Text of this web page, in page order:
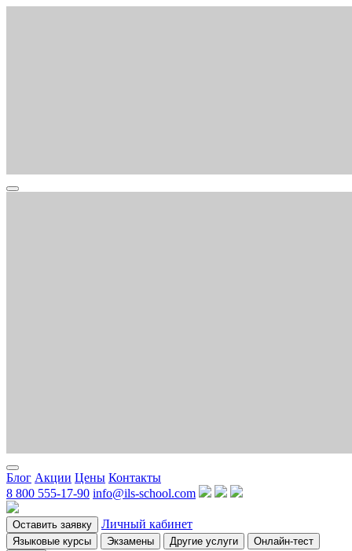
Блог Акции Цены Контакты
8 800 555-17-90 info@ils-school.com
Оставить заявку Личный кабинет
Языковые курсы Экзамены Другие услуги
Онлайн-тест